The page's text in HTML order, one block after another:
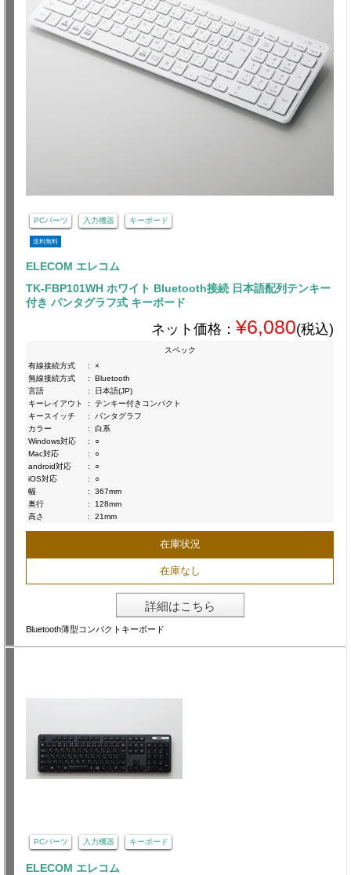
PCパーツ 入力機器 キーボード
送料無料
ELECOM エレコム
TK-FBP101WH ホワイト Bluetooth接続 日本語配列テンキー
付き パンタグラフ式 キーボード
ネット価格： ¥6,080(税込)
スペック
有線接続方式
:
×
無線接続方式
:
Bluetooth
言語
:
日本語(JP)
キーレイアウト
:
テンキー付きコンパクト
キースイッチ
:
パンタグラフ
カラー
:
白系
Windows対応
:
○
Mac対応
:
○
android対応
:
○
iOS対応
:
○
幅
:
367mm
奥行
:
128mm
高さ
: 21mm
在庫状況
在庫なし
詳細はこちら
Bluetooth薄型コンパクトキーボード
PCパーツ 入力機器 キーボード
ELECOM エレコム